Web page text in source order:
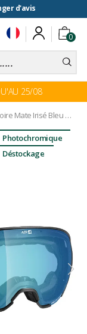
d'avis
0
25/08
Irisé Bleu Multicouche
Photochromique
Déstockage